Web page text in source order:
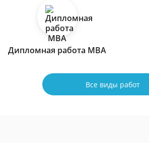
Дипломная работа МВА
Все виды работ